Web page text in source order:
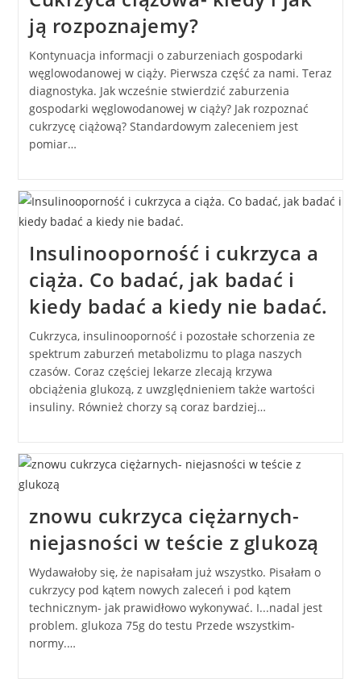
ją rozpoznajemy?
Kontynuacja informacji o zaburzeniach gospodarki
węglowodanowej w ciąży. Pierwsza część za nami. Teraz
diagnostyka. Jak wcześnie stwierdzić zaburzenia
gospodarki węglowodanowej w ciąży? Jak rozpoznać
cukrzycę ciążową? Standardowym zaleceniem jest
pomiar…
Insulinooporność i cukrzyca a
ciąża. Co badać, jak badać i
kiedy badać a kiedy nie badać.
Cukrzyca, insulinooporność i pozostałe schorzenia ze
spektrum zaburzeń metabolizmu to plaga naszych
czasów. Coraz częściej lekarze zlecają krzywa
obciążenia glukozą, z uwzględnieniem także wartości
insuliny. Również chorzy są coraz bardziej…
znowu cukrzyca ciężarnych-
niejasności w teście z glukozą
Wydawałoby się, że napisałam już wszystko. Pisałam o
cukrzycy pod kątem nowych zaleceń i pod kątem
technicznym- jak prawidłowo wykonywać. I...nadal jest
problem. glukoza 75g do testu Przede wszystkim-
normy.…